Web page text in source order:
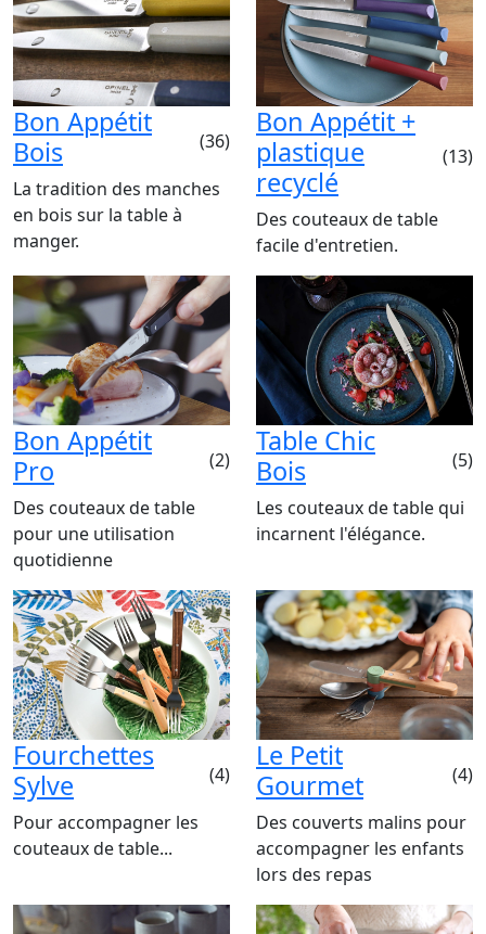
Bon Appétit
Bois
(36)
La tradition des manches
en bois sur la table à
manger.
Bon Appétit +
plastique
recyclé
(13)
Des couteaux de table
facile d'entretien.
Bon Appétit
Pro
(2)
Des couteaux de table
pour une utilisation
quotidienne
Table Chic
Bois
(5)
Les couteaux de table qui
incarnent l'élégance.
Fourchettes
Sylve
(4)
Pour accompagner les
couteaux de table...
Le Petit
Gourmet
(4)
Des couverts malins pour
accompagner les enfants
lors des repas